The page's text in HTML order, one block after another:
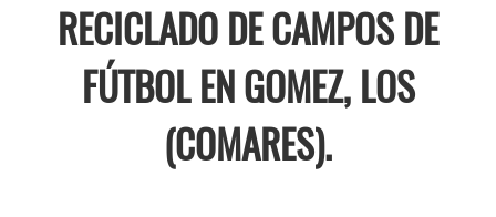
RECICLADO DE CAMPOS DE
FÚTBOL EN GOMEZ, LOS
(COMARES).